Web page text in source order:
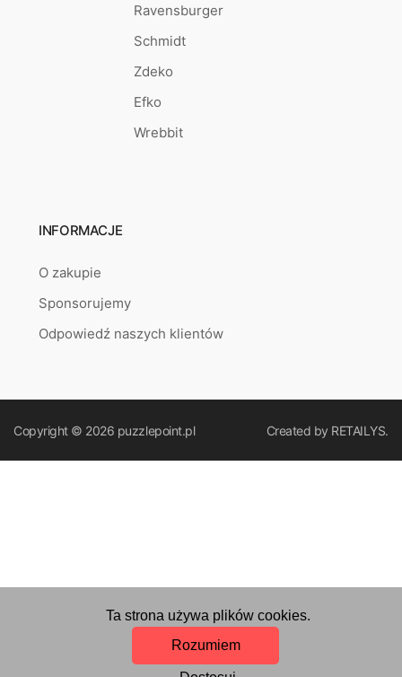
Ravensburger
Schmidt
Zdeko
Efko
Wrebbit
INFORMACJE
O zakupie
Sponsorujemy
Odpowiedź naszych klientów
Copyright © 2026 puzzlepoint.pl Created by RETAILYS.
Ta strona używa plików cookies.
Rozumiem